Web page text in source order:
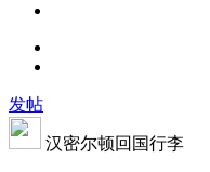
发帖
汉密尔顿回国行李